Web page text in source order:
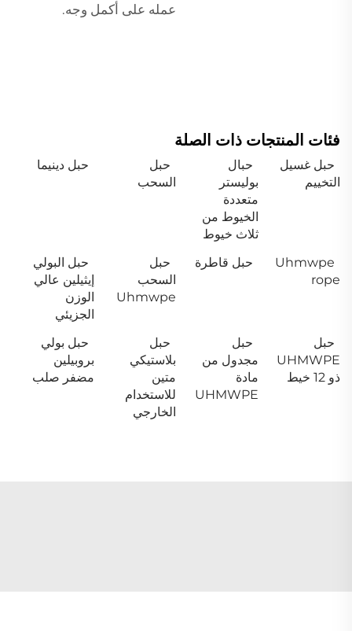
عمله على أكمل وجه.
فئات المنتجات ذات الصلة
حبل غسيل
التخييم
حبال
بوليستر
متعددة
الخيوط من
ثلاث خيوط
حبل
السحب
حبل دينيما
Uhmwpe
rope
حبل قاطرة
حبل
السحب
Uhmwpe
حبل البولي
إيثيلين عالي
الوزن
الجزيئي
حبل
UHMWPE
ذو 12 خيط
حبل
مجدول من
مادة
UHMWPE
حبل
بلاستيكي
متين
للاستخدام
الخارجي
حبل بولي
بروبيلين
مضفر صلب